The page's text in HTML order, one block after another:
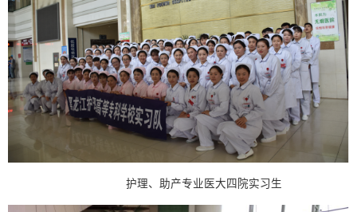
护理、助产专业医大四院实习生